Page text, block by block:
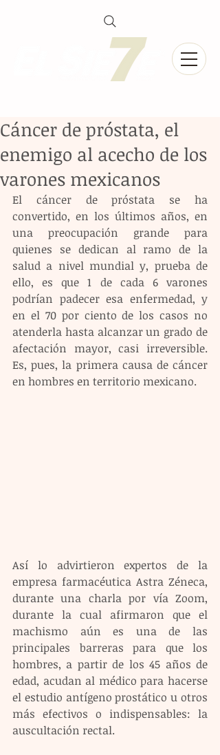
Cáncer de próstata, el
enemigo al acecho de los
varones mexicanos
El cáncer de próstata se ha
convertido, en los últimos años, en
una preocupación grande para
quienes se dedican al ramo de la
salud a nivel mundial y, prueba de
ello, es que 1 de cada 6 varones
podrían padecer esa enfermedad, y
en el 70 por ciento de los casos no
atenderla hasta alcanzar un grado de
afectación mayor, casi irreversible.
Es, pues, la primera causa de cáncer
en hombres en territorio mexicano.
Así lo advirtieron expertos de la
empresa farmacéutica Astra Zéneca,
durante una charla por vía Zoom,
durante la cual afirmaron que el
machismo aún es una de las
principales barreras para que los
hombres, a partir de los 45 años de
edad, acudan al médico para hacerse
el estudio antígeno prostático u otros
más efectivos o indispensables: la
auscultación rectal.